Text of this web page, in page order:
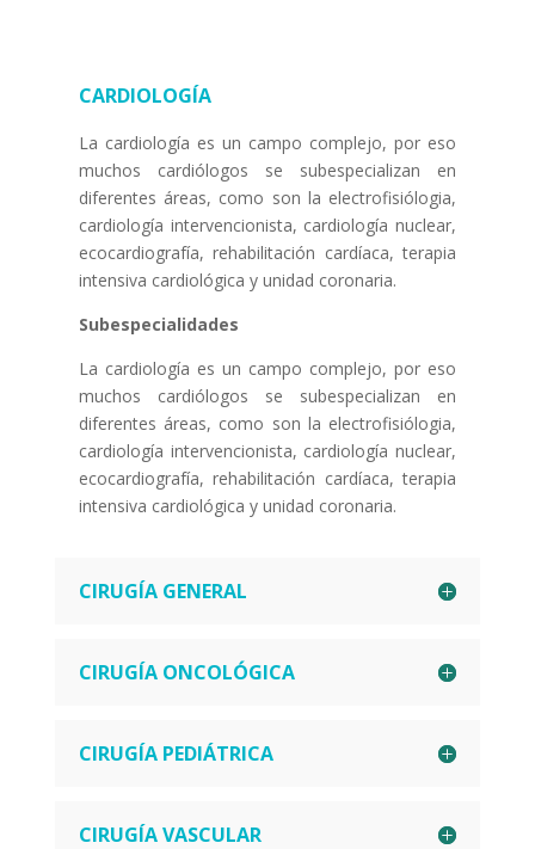
CARDIOLOGÍA
La cardiología es un campo complejo, por eso
muchos cardiólogos se subespecializan en
diferentes áreas, como son la electrofisiólogia,
cardiología intervencionista, cardiología nuclear,
ecocardiografía, rehabilitación cardíaca, terapia
intensiva cardiológica y unidad coronaria.
Subespecialidades
La cardiología es un campo complejo, por eso
muchos cardiólogos se subespecializan en
diferentes áreas, como son la electrofisiólogia,
cardiología intervencionista, cardiología nuclear,
ecocardiografía, rehabilitación cardíaca, terapia
intensiva cardiológica y unidad coronaria.
CIRUGÍA GENERAL
CIRUGÍA ONCOLÓGICA
CIRUGÍA PEDIÁTRICA
CIRUGÍA VASCULAR